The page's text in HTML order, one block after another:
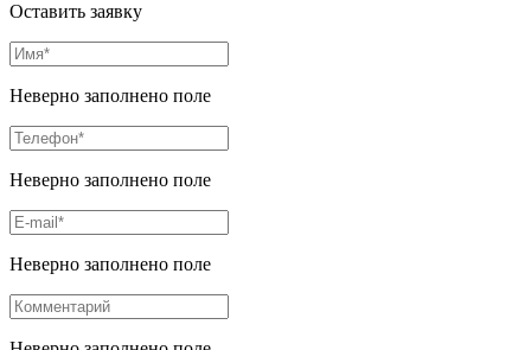
Оставить заявку
Неверно заполнено поле
Неверно заполнено поле
Неверно заполнено поле